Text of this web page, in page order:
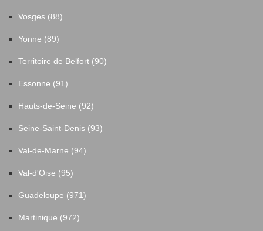
Vosges (88)
Yonne (89)
Territoire de Belfort (90)
Essonne (91)
Hauts-de-Seine (92)
Seine-Saint-Denis (93)
Val-de-Marne (94)
Val-d'Oise (95)
Guadeloupe (971)
Martinique (972)